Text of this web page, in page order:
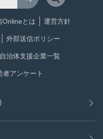
Onlineとは 運営方針
外部送信ポリシー
自治体支援企業一覧
者アンケート